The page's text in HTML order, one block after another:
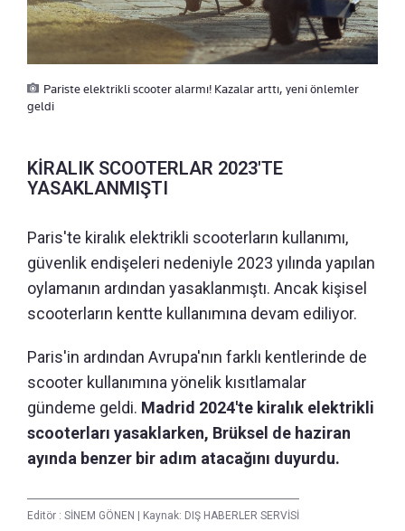
Pariste elektrikli scooter alarmı! Kazalar arttı, yeni önlemler
geldi
KİRALIK SCOOTERLAR 2023'TE
YASAKLANMIŞTI
Paris'te kiralık elektrikli scooterların kullanımı,
güvenlik endişeleri nedeniyle 2023 yılında yapılan
oylamanın ardından yasaklanmıştı. Ancak kişisel
scooterların kentte kullanımına devam ediliyor.
Paris'in ardından Avrupa'nın farklı kentlerinde de
scooter kullanımına yönelik kısıtlamalar
gündeme geldi. Madrid 2024'te kiralık elektrikli
scooterları yasaklarken, Brüksel de haziran
ayında benzer bir adım atacağını duyurdu.
Editör : SİNEM GÖNEN | Kaynak: DIŞ HABERLER SERVİSİ